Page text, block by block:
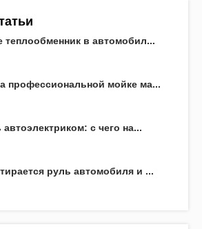
теплообменник в автомобил...
профессиональной мойке ма...
автоэлектриком: с чего на...
руль автомобиля и ...